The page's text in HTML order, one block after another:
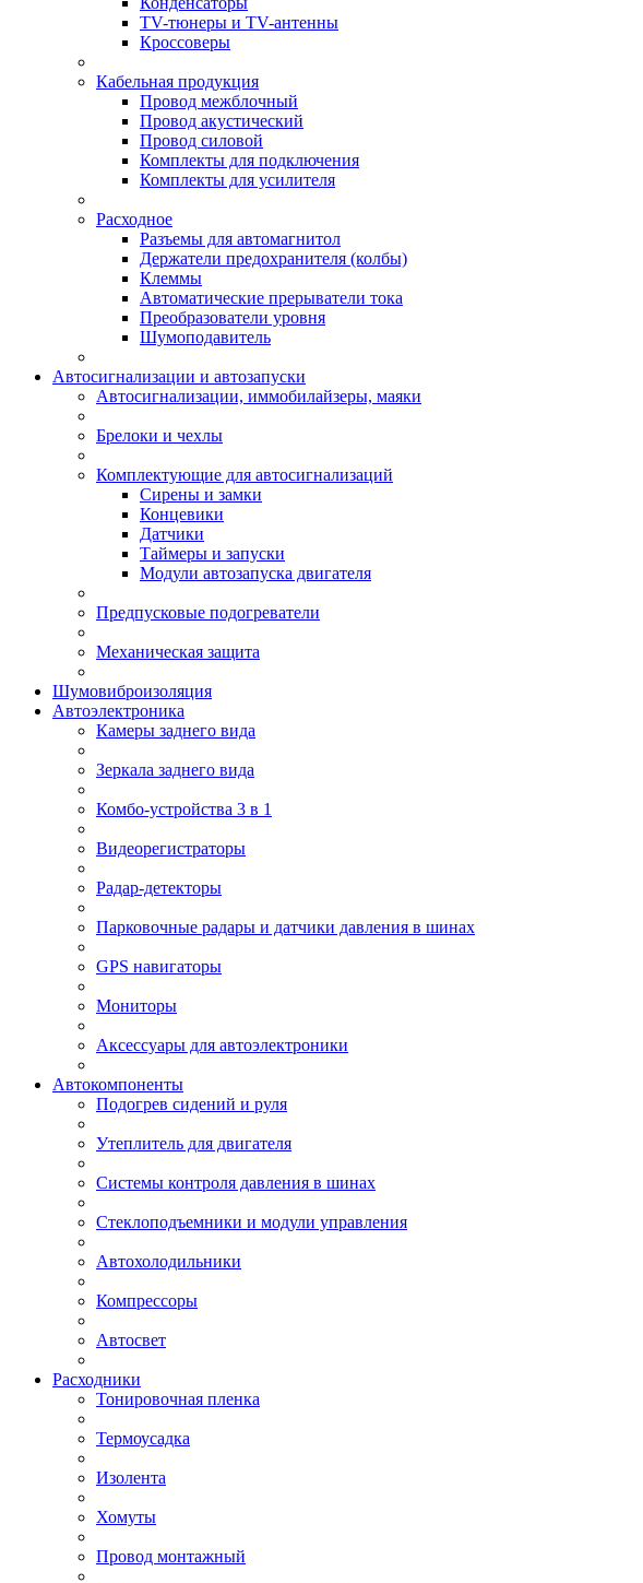
TV-тюнеры и TV-антенны
Кроссоверы
Кабельная продукция
Провод межблочный
Провод акустический
Провод силовой
Комплекты для подключения
Комплекты для усилителя
Расходное
Разъемы для автомагнитол
Держатели предохранителя (колбы)
Клеммы
Автоматические прерыватели тока
Преобразователи уровня
Шумоподавитель
Автосигнализации и автозапуски
Автосигнализации, иммобилайзеры, маяки
Брелоки и чехлы
Комплектующие для автосигнализаций
Сирены и замки
Концевики
Датчики
Таймеры и запуски
Модули автозапуска двигателя
Предпусковые подогреватели
Механическая защита
Шумовиброизоляция
Автоэлектроника
Камеры заднего вида
Зеркала заднего вида
Комбо-устройства 3 в 1
Видеорегистраторы
Радар-детекторы
Парковочные радары и датчики давления в шинах
GPS навигаторы
Мониторы
Аксессуары для автоэлектроники
Автокомпоненты
Подогрев сидений и руля
Утеплитель для двигателя
Системы контроля давления в шинах
Стеклоподъемники и модули управления
Автохолодильники
Компрессоры
Автосвет
Расходники
Тонировочная пленка
Термоусадка
Изолента
Хомуты
Провод монтажный